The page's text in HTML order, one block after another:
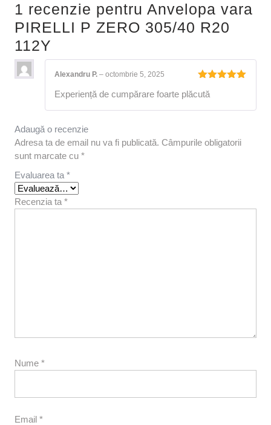
1 recenzie pentru Anvelopa vara
PIRELLI P ZERO 305/40 R20
112Y
5din 5
Alexandru P. – octombrie 5, 2025
Experiență de cumpărare foarte plăcută
Adaugă o recenzie
Adresa ta de email nu va fi publicată. Câmpurile obligatorii
sunt marcate cu *
Evaluarea ta *
Recenzia ta *
Nume *
Email *